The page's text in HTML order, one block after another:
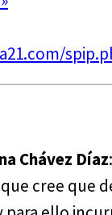
Chávez Díaz
cree que